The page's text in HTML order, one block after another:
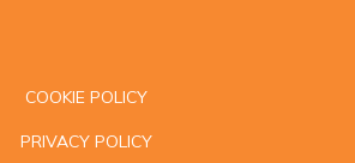
COOKIE POLICY
PRIVACY POLICY